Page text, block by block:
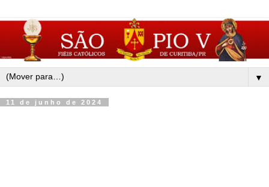
▼
11 de junho de 2024